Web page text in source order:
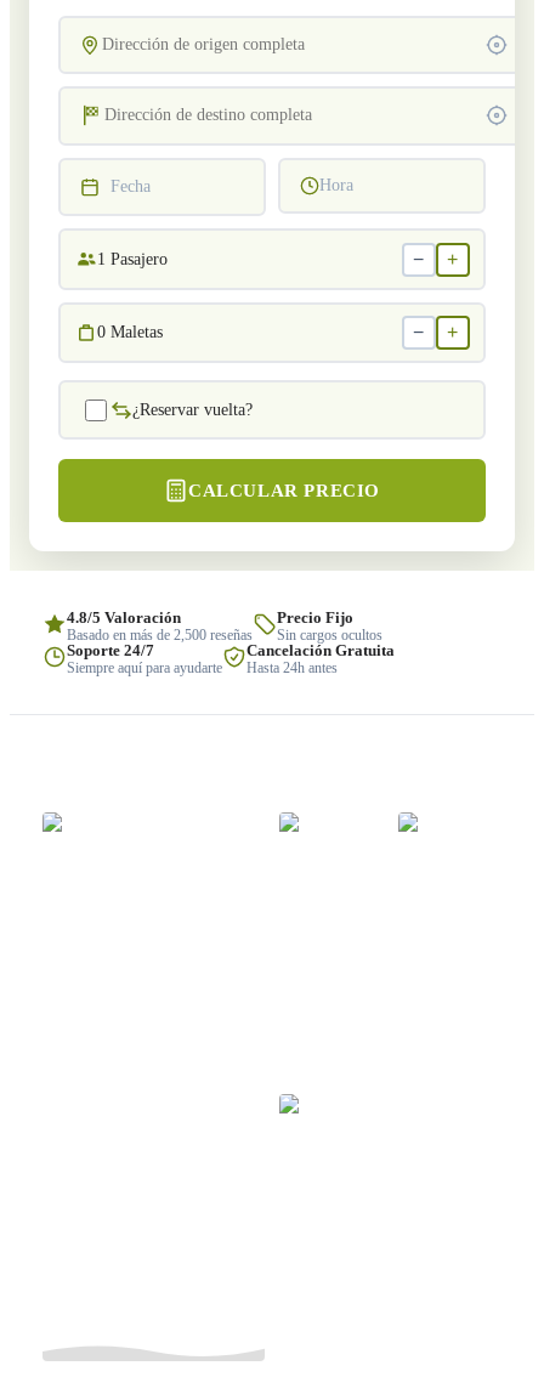
Fecha Hora
1 Pasajero − +
0 Maletas − +
¿Reservar vuelta?
CALCULAR PRECIO
4.8/5 Valoración
Basado en más de 2,500 reseñas
Precio Fijo
Sin cargos ocultos
Soporte 24/7
Siempre aquí para ayudarte
Cancelación Gratuita
Hasta 24h antes